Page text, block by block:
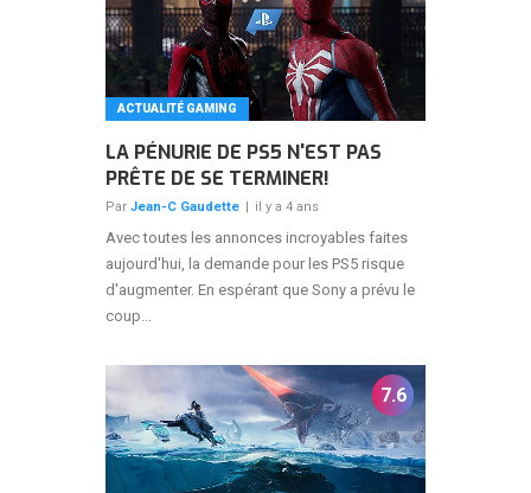
ACTUALITÉ GAMING
LA PÉNURIE DE PS5 N'EST PAS
PRÊTE DE SE TERMINER!
Par Jean-C Gaudette | il y a 4 ans
Avec toutes les annonces incroyables faites
aujourd'hui, la demande pour les PS5 risque
d'augmenter. En espérant que Sony a prévu le
coup...
7.6